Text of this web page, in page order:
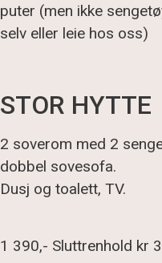
puter (men ikke
selv eller leie hos oss)
STOR HYTTE
2 soverom med 2
dobbel sovesofa.
Dusj og toalett, TV.
1 390,- Sluttrenhold kr